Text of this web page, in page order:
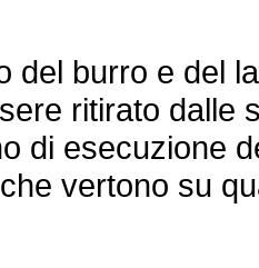
del burro e del
ritirato dalle
di esecuzione
vertono su